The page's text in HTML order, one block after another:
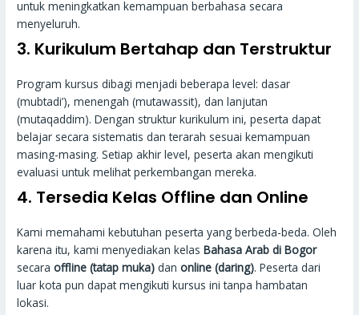
untuk meningkatkan kemampuan berbahasa secara
menyeluruh.
3. Kurikulum Bertahap dan Terstruktur
Program kursus dibagi menjadi beberapa level: dasar
(mubtadi’), menengah (mutawassit), dan lanjutan
(mutaqaddim). Dengan struktur kurikulum ini, peserta dapat
belajar secara sistematis dan terarah sesuai kemampuan
masing-masing. Setiap akhir level, peserta akan mengikuti
evaluasi untuk melihat perkembangan mereka.
4. Tersedia Kelas Offline dan Online
Kami memahami kebutuhan peserta yang berbeda-beda. Oleh
karena itu, kami menyediakan kelasBahasa Arab di Bogor
secaraoffline (tatap muka) danonline (daring). Peserta dari
luar kota pun dapat mengikuti kursus ini tanpa hambatan
lokasi.